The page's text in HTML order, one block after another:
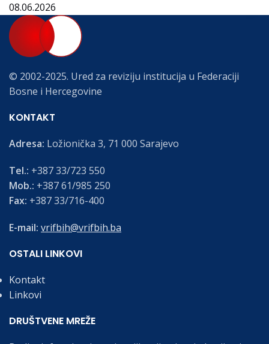
08.06.2026
© 2002-2025. Ured za reviziju institucija u Federaciji
Bosne i Hercegovine
KONTAKT
Adresa: Ložionička 3, 71 000 Sarajevo
Tel.: +387 33/723 550
Mob.: +387 61/985 250
Fax: +387 33/716-400
E-mail: vrifbih@vrifbih.ba
OSTALI LINKOVI
Kontakt
Linkovi
DRUŠTVENE MREŽE